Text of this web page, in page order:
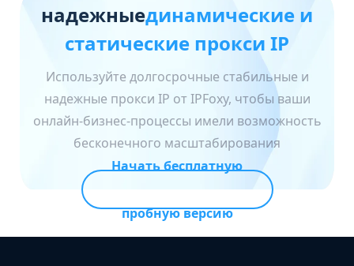
надежныединамические и
статические прокси IP
Используйте долгосрочные стабильные и
надежные прокси IP от IPFoxy, чтобы ваши
онлайн-бизнес-процессы имели возможность
бесконечного масштабирования
Начать бесплатную
пробную версию